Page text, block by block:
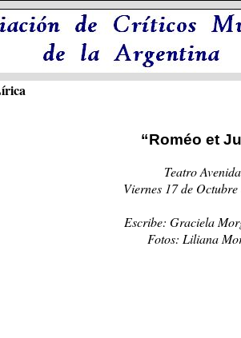
“Roméo et
Teatro Avenida
Viernes 17 de
Escribe: Graciela
Fotos: Liliana